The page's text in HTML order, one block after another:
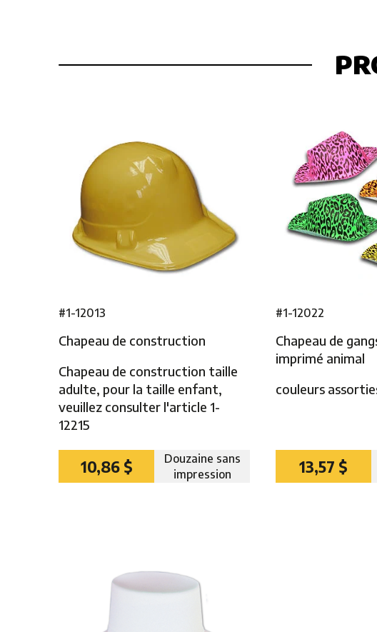
#1-12013
Chapeau de construction
Chapeau de construction taille
adulte, pour la taille enfant,
veuillez consulter l'article 1-
12215
10,86 $
Douzaine sans
impression
#1-12022
Chapeau de
imprimé animal
couleurs
13,57 $